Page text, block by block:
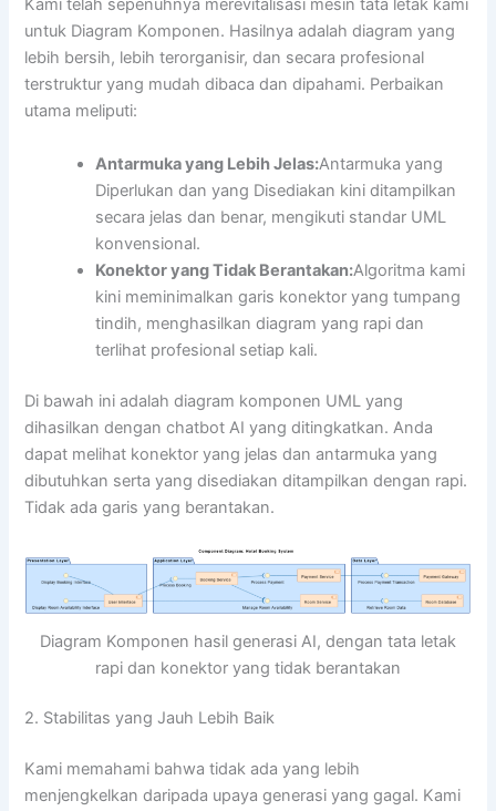
Kami telah sepenuhnya merevitalisasi mesin tata letak kami
untuk Diagram Komponen. Hasilnya adalah diagram yang
lebih bersih, lebih terorganisir, dan secara profesional
terstruktur yang mudah dibaca dan dipahami. Perbaikan
utama meliputi:
Antarmuka yang Lebih Jelas:Antarmuka yang
Diperlukan dan yang Disediakan kini ditampilkan
secara jelas dan benar, mengikuti standar UML
konvensional.
Konektor yang Tidak Berantakan:Algoritma kami
kini meminimalkan garis konektor yang tumpang
tindih, menghasilkan diagram yang rapi dan
terlihat profesional setiap kali.
Di bawah ini adalah diagram komponen UML yang
dihasilkan dengan chatbot AI yang ditingkatkan. Anda
dapat melihat konektor yang jelas dan antarmuka yang
dibutuhkan serta yang disediakan ditampilkan dengan rapi.
Tidak ada garis yang berantakan.
Diagram Komponen hasil generasi AI, dengan tata letak
rapi dan konektor yang tidak berantakan
2. Stabilitas yang Jauh Lebih Baik
Kami memahami bahwa tidak ada yang lebih
menjengkelkan daripada upaya generasi yang gagal. Kami